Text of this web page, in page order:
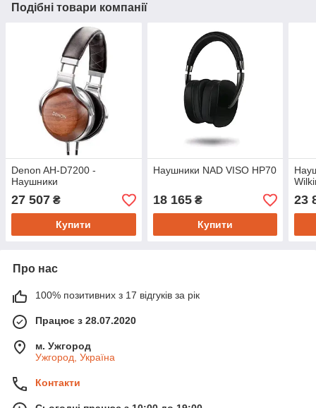
Подібні товари компанії
Denon AH-D7200 -
Наушники
27 507 ₴
Купити
Наушники NAD VISO HP70
18 165₴
Купити
23
Про нас
100% позитивних з 17 відгуків за рік
Працює з 28.07.2020
м. Ужгород
Ужгород, Україна
Контакти